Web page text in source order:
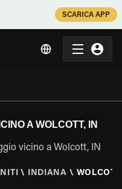
SCARICA APP
A WOLCOTT, IN
vicino a Wolcott, IN
\ INDIANA \